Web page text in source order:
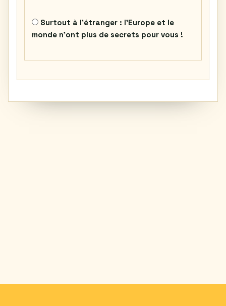
Surtout à l’étranger : l’Europe et le
monde n’ont plus de secrets pour vous !